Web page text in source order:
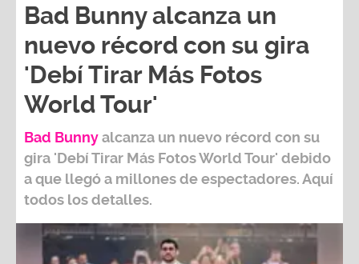
Bad Bunny alcanza un
nuevo récord con su gira
'Debí Tirar Más Fotos
World Tour'
Bad Bunnyalcanza un nuevo récord con su
gira 'Debí Tirar Más Fotos World Tour' debido
a que llegó a millones de espectadores. Aquí
todos los detalles.